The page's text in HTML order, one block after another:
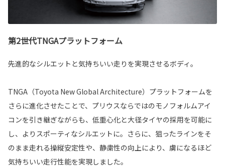
第2世代TNGAプラットフォーム
先進的なシルエットと気持ちいい走りを実現させるボディ。
TNGA（Toyota New Global Architecture）プラットフォームを
さらに進化させたことで、プリウスならではのモノフォルムアイ
コンを引き継ぎながらも、低重心化と大径タイヤの採用を可能に
し、よりスポーティなシルエットに。さらに、狙ったラインをそ
のまま走れる操縦安定性や、静粛性の向上により、虜になるほど
気持ちいい走行性能を実現しました。